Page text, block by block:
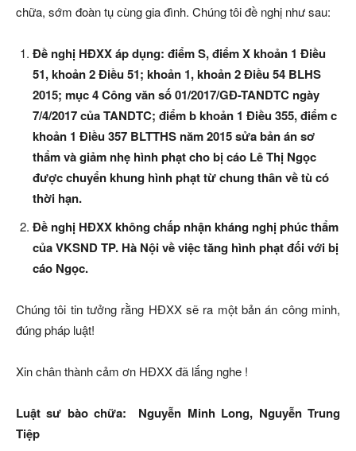
chữa, sớm đoàn tụ cùng gia đình. Chúng tôi đề nghị như sau:
Đề nghị HĐXX áp dụng: điểm S, điểm X khoản 1 Điều
51, khoản 2 Điều 51; khoản 1, khoản 2 Điều 54 BLHS
2015; mục 4 Công văn số 01/2017/GĐ-TANDTC ngày
7/4/2017 của TANDTC; điểm b khoản 1 Điều 355, điểm c
khoản 1 Điều 357 BLTTHS năm 2015 sửa bản án sơ
thẩm và giảm nhẹ hình phạt cho bị cáo Lê Thị Ngọc
được chuyển khung hình phạt từ chung thân về tù có
thời hạn.
Đề nghị HĐXX không chấp nhận kháng nghị phúc thẩm
của VKSND TP. Hà Nội về việc tăng hình phạt đối với bị
cáo Ngọc.
Chúng tôi tin tưởng rằng HĐXX sẽ ra một bản án công minh,
đúng pháp luật!
Xin chân thành cảm ơn HĐXX đã lắng nghe !
Luật sư bào chữa: Nguyễn Minh Long, Nguyễn Trung
Tiệp